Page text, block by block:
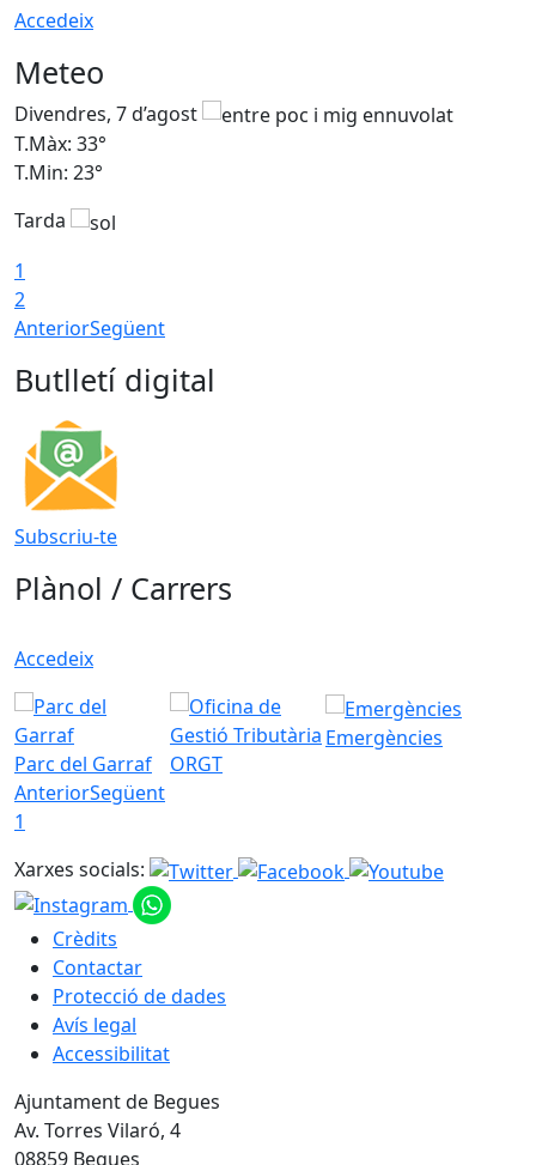
Accedeix
Meteo
Divendres, 7 d’agost
T.Màx: 33°
T.Min: 23°
Tarda
1
2
AnteriorSegüent
Butlletí digital
Subscriu-te
Plànol / Carrers
Accedeix
Parc del Garraf ORGT
Emergències
AnteriorSegüent
1
Xarxes socials:
Crèdits
Contactar
Protecció de dades
Avís legal
Accessibilitat
Ajuntament de Begues
Av. Torres Vilaró, 4
08859 Begues